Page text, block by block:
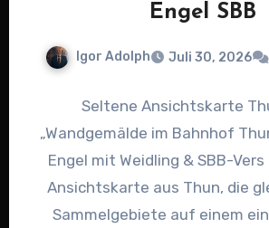
Engel SBB
Igor Adolph Juli 30, 2026
Seltene Ansichtskarte
„Wandgemälde im Bahnhof
Engel mit Weidling & SBB-
Ansichtskarte aus Thun, die
Sammelgebiete auf einem